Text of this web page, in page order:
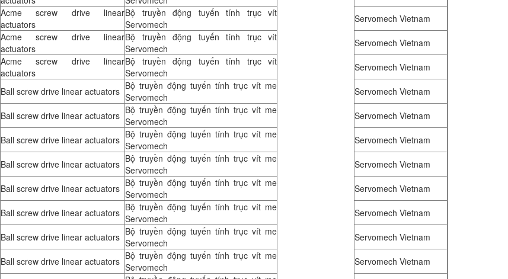
Acme screw drive linear
actuators
Bộ truyền động tuyến tính trục vít
Servomech
Servomech Vietnam
Acme screw drive linear
actuators
Bộ truyền động tuyến tính trục vít
Servomech
Servomech Vietnam
Acme screw drive linear
actuators
Bộ truyền động tuyến tính trục vít
Servomech
Servomech Vietnam
Ball screw drive linear actuators Bộ truyền động tuyến tính trục vít me
Servomech
Servomech Vietnam
Ball screw drive linear actuators Bộ truyền động tuyến tính trục vít me
Servomech
Servomech Vietnam
Ball screw drive linear actuators Bộ truyền động tuyến tính trục vít me
Servomech
Servomech Vietnam
Ball screw drive linear actuators Bộ truyền động tuyến tính trục vít me
Servomech
Servomech Vietnam
Ball screw drive linear actuators Bộ truyền động tuyến tính trục vít me
Servomech
Servomech Vietnam
Ball screw drive linear actuators Bộ truyền động tuyến tính trục vít me
Servomech
Servomech Vietnam
Ball screw drive linear actuators Bộ truyền động tuyến tính trục vít me
Servomech
Servomech Vietnam
Ball screw drive linear actuators Bộ truyền động tuyến tính trục vít me
Servomech
Servomech Vietnam